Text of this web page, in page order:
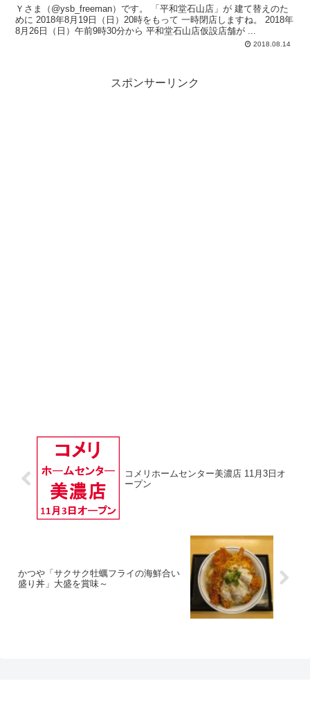
Ｙさま（@ysb_freeman）です。 「平和堂石山店」が 建て替えのた
めに 2018年8月19日（日）20時をもって 一時閉店しますね。 2018年
8月26日（日）午前9時30分から 平和堂石山店仮設店舗が ...
2018.08.14
スポンサーリンク
コメリホームセンター美濃店 11月3日オ
ープン
かつや「サクサク牡蠣フライの海鮮合い
盛り丼」大盛を賞味～